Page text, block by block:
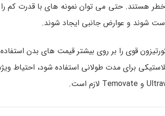
هستند. حتی می توان نمونه های با قدرت کم
شوند و عوارض جانبی ایجاد شوند.
قوی را بر روی بیشتر قیمت های بدن
برای مدت طولانی استفاده شود، احتیاط